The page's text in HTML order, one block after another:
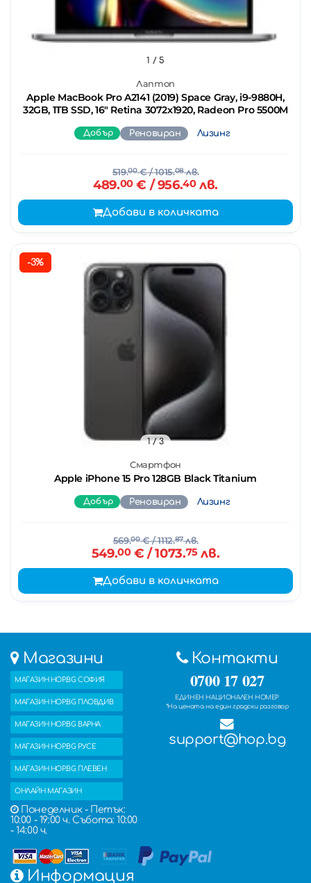
Лаптоп
Apple MacBook Pro A2141 (2019) Space Gray, i9-9880H,
32GB, 1TB SSD, 16" Retina 3072x1920, Radeon Pro 5500M
1 / 5
Добър Реновиран Лизинг
519.00€/ 1015.08лв.
489.00€ / 956.40лв.
Добави в количката
-3%
Смартфон
Apple iPhone 15 Pro 128GB Black Titanium
1/ 3
Добър Реновиран Лизинг
569.00€/ 1112.87лв.
549.00€ / 1073.75лв.
Добави в количката
Магазини
МАГАЗИН HOP.BG СОФИЯ
МАГАЗИН HOP.BG ПЛОВДИВ
МАГАЗИН HOP.BG ВАРНА
МАГАЗИН HOP.BG РУСЕ
МАГАЗИН HOP.BG ПЛЕВЕН
ОНЛАЙН МАГАЗИН
Понеделник - Петък:
10:00 - 19:00 ч. Събота: 10:00
- 14:00 ч.
Контакти
0700 17 027
ЕДИНЕН НАЦИОНАЛЕН НОМЕР
*На цената на един градски разговор
support@hop.bg
Информация